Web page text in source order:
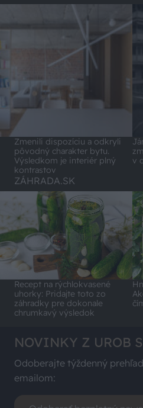
Zmenili dispozíciu a odkryli
pôvodný charakter bytu.
Výsledkom je interiér plný
kontrastov
v
ZÁHRADA.SK
Recept na rýchlokvasené
uhorky: Pridajte toto zo
záhradky pre dokonale
chrumkavý výsledok
NOVINKY Z UROB
Odoberajte týždenný
emailom: